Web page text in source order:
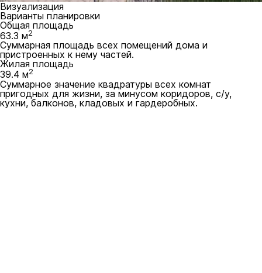
Визуализация
Варианты планировки
Общая площадь
63.3 м2
Суммарная площадь всех помещений дома и
пристроенных к нему частей.
Жилая площадь
39.4 м2
Суммарное значение квадратуры всех комнат
пригодных для жизни, за минусом коридоров, с/у,
кухни, балконов, кладовых и гардеробных.
Скачать чек-лист